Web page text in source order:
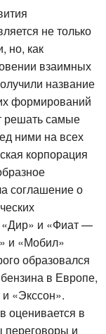
не только
но, как
взаимных
название
формирований
решать самые
ними на всех
корпорация
соглашение о
«Дир» и «Фиат —
и «Мобил»
образовался
в Европе,
«Экссон».
оценивается в
и